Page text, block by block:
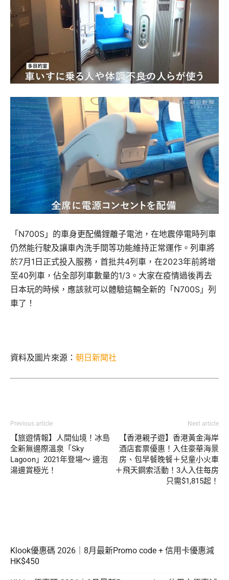
「N700S」的車身更配備鋰離子電池，在地震停電時列車
仍然能行駛及讓車內洗手間等功能維持正常運作。列車將
於7月1日正式投入服務，首批共4列車，在2023年前將增
至40列車，佔全部列車數量的1/3。大家在疫情過後再去
日本玩的時候，應該就可以體驗這輛全新的「N700S」列
車了！
資料及圖片來源： 朝日新聞社
Previous article
【旅遊情報】人間仙境！冰島
全新無邊際溫泉「Sky
Lagoon」2021年登場～ 邊泡
湯邊賞極光！
Next article
【香港親子遊】香港黃金海岸
酒店套票優惠！入住豪華海景
房、包早餐晚餐＋兒童小火車
＋飛天鋼索活動！3人入住每房
只需$1,815起！
Klook優惠碼 2026｜8月最新Promo code + 信用卡優惠減
HK$450